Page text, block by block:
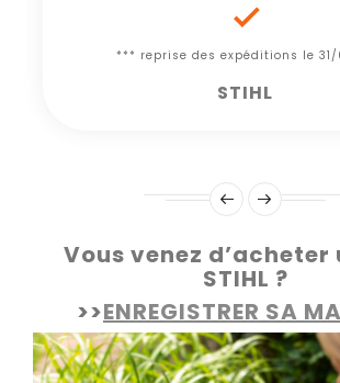

*** reprise des expéditions le
STIHL
Vous venez d’acheter
STIHL ?
>>ENREGISTRER SA